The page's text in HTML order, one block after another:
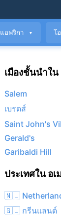
แอฟริกา ▼ โ
เมืองชั้นนำใ
Salem
เบรดส์
Saint John's
Gerald's
Garibaldi Hill
ประเทศใน อเ
🇳🇱
🇬🇱 กรีนแลนด์